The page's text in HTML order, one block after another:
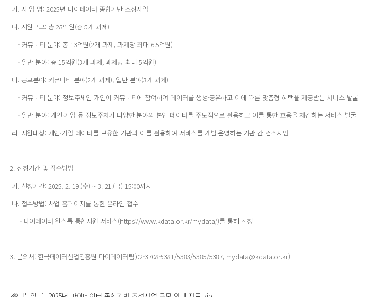
가. 사 업 명: 2025년 마이데이터 종합기반 조성사업
나. 지원규모: 총 28억원(총 5개 과제)
- 커뮤니티 분야: 총 13억원(2개 과제, 과제당 최대 6.5억원)
- 일반 분야: 총 15억원(3개 과제, 과제당 최대 5억원)
다. 공모분야: 커뮤니티 분야(2개 과제), 일반 분야(3개 과제)
- 커뮤니티 분야: 정보주체인 개인이 커뮤니티에 참여하여 데이터를 생성·공유하고 이에 따른 맞춤형 혜택을 제공받는 서비스 발굴
- 일반 분야: 개인·기업 등 정보주체가 다양한 분야의 본인 데이터를 주도적으로 활용하고 이를 통한 효용을 체감하는 서비스 발굴
라. 지원대상: 개인·기업 데이터를 보유한 기관과 이를 활용하여 서비스를 개발·운영하는 기관 간 컨소시엄
2. 신청기간 및 접수방법
가. 신청기간: 2025. 2. 19.(수) ~ 3. 21.(금) 15:00까지
나. 접수방법: 사업 홈페이지를 통한 온라인 접수
- 마이데이터 원스톱 통합지원 서비스(https://www.kdata.or.kr/mydata/)를 통해 신청
3. 문의처: 한국데이터산업진흥원 마이데이터팀(02-3708-5381/5383/5385/5387, mydata@kdata.or.kr)